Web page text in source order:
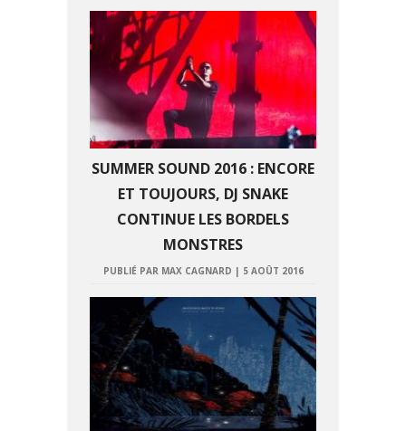
SUMMER SOUND 2016 : ENCORE
ET TOUJOURS, DJ SNAKE
CONTINUE LES BORDELS
MONSTRES
PUBLIÉ PAR MAX CAGNARD | 5 AOÛT 2016